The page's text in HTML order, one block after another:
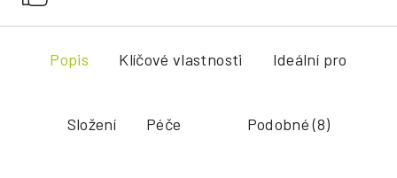
Popis Klíčové vlastnosti Ideální pro
Složení Péče Podobné (8)